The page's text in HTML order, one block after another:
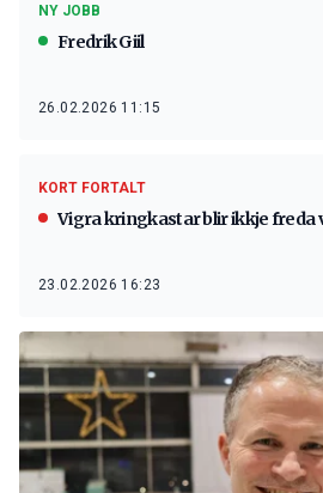
NY JOBB
Fredrik Giil
26.02.2026 11:15
KORT FORTALT
Vigra kringkastar blir ikkje freda
23.02.2026 16:23